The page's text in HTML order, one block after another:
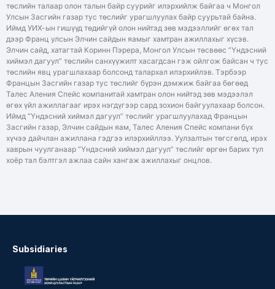
төслийн талаар олон талын байр суурийг илэрхийлж байгаа ч Монгол
Улсын Засгийн газар тус төслийг урагшлуулах байр суурьтай байна.
Иймд УИХ-ын гишүүд төдийгүй олон нийтэд зөв мэдээллийг өгөх тал
дээр Франц улсын Элчин сайдын яамыг хамтран ажиллахыг хүсэв.
Элчин сайд, хатагтай Коринн Пэрера, Монгол Улсын төсвөөс “Үндэсний
хиймэл дагуул” төслийн санхүүжилт хасагдсан гэж ойлгож байсан ч тус
төслийн явц урагшлахаар болсонд талархал илэрхийлэв. Тэрбээр
Францын Засгийн газар тус төслийг бүрэн дэмжиж байгаа бөгөөд
Талес Аления Спейс компанитай хамтран олон нийтэд зөв мэдээлэл
өгөх үйл ажиллагааг ирэх нэгдүгээр сард зохион байгуулахаар болсон.
Иймд “Үндэсний хиймэл дагуул” төслийг урагшлуулахад Францын
Засгийн газар, Элчин сайдын яам, Талес Аления Спейс компани бүх
хүчээ дайчлан ажиллана гэдгээ илэрхийллээ. Уулзалтын төгсгөлд, ирэх
хаврын чуулганаар “Үндэсний хиймэл дагуул” төслийг өргөн барих тул
хоёр тал бэлтгэл ажлаа сайн хангаж ажиллахыг онцлов.
Subsidiaries